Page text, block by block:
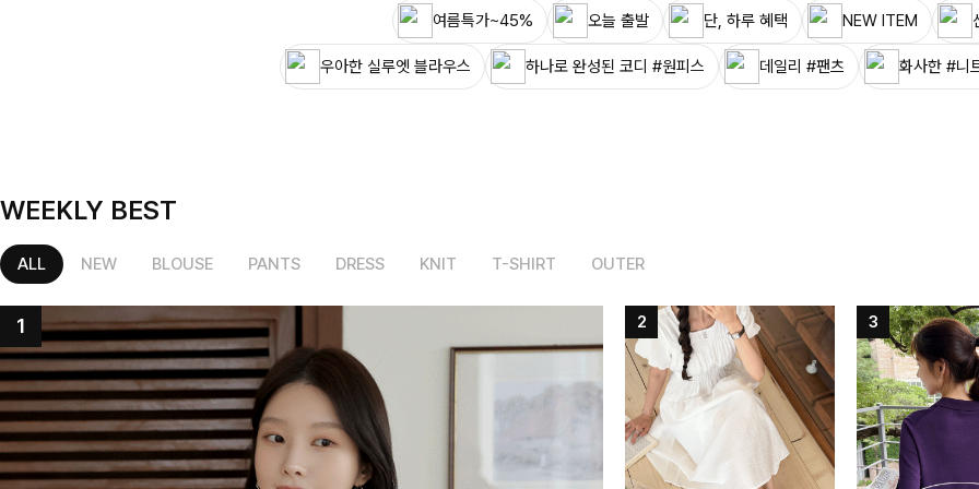
여름특가~45% 오늘 출발 단, 하루 혜택 NEW ITEM
우아한 실루엣 블라우스 하나로 완성된 코디 #원피스 데일리 #팬츠 화사한 #니
WEEKLY BEST
ALL NEW BLOUSE PANTS DRESS KNIT T-SHIRT OUTER